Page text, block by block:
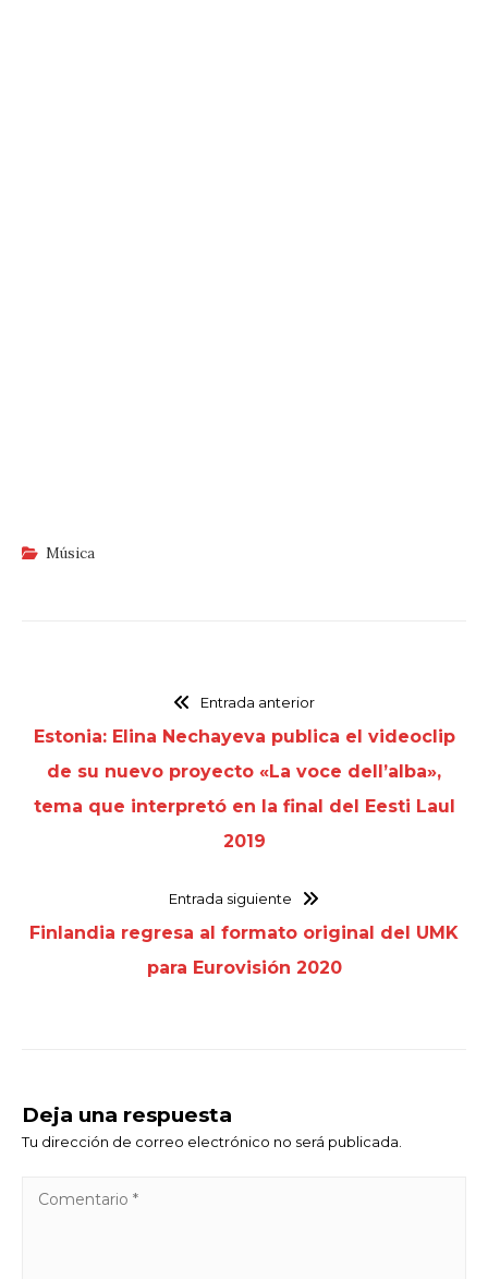
Música
Entrada anterior
Estonia: Elina Nechayeva publica el videoclip
de su nuevo proyecto «La voce dell’alba»,
tema que interpretó en la final del Eesti Laul
2019
Entrada siguiente
Finlandia regresa al formato original del UMK
para Eurovisión 2020
Deja una respuesta
Tu dirección de correo electrónico no será publicada.